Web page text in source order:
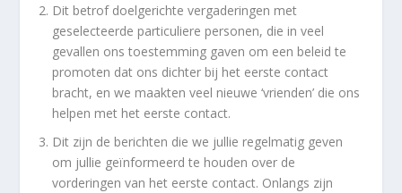
Dit betrof doelgerichte vergaderingen met
geselecteerde particuliere personen, die in veel
gevallen ons toestemming gaven om een beleid te
promoten dat ons dichter bij het eerste contact
bracht, en we maakten veel nieuwe ‘vrienden’ die ons
helpen met het eerste contact.
Dit zijn de berichten die we jullie regelmatig geven
om jullie geïnformeerd te houden over de
vorderingen van het eerste contact. Onlangs zijn